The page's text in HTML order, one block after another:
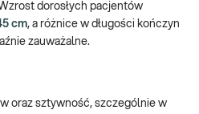
dorosłych pacjentów
cm, a różnice w długości kończyn
zauważalne.
oraz sztywność, szczególnie w